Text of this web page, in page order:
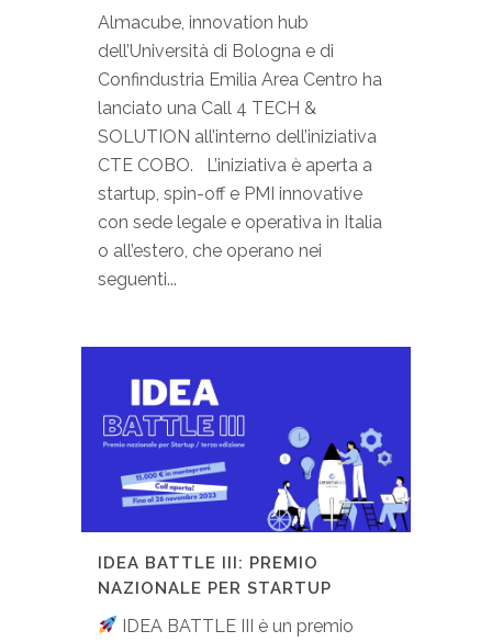
Almacube, innovation hub
dell’Università di Bologna e di
Confindustria Emilia Area Centro ha
lanciato una Call 4 TECH &
SOLUTION all’interno dell’iniziativa
CTE COBO. L’iniziativa è aperta a
startup, spin-off e PMI innovative
con sede legale e operativa in Italia
o all’estero, che operano nei
seguenti...
IDEA BATTLE III: PREMIO
NAZIONALE PER STARTUP
IDEA BATTLE III è un premio